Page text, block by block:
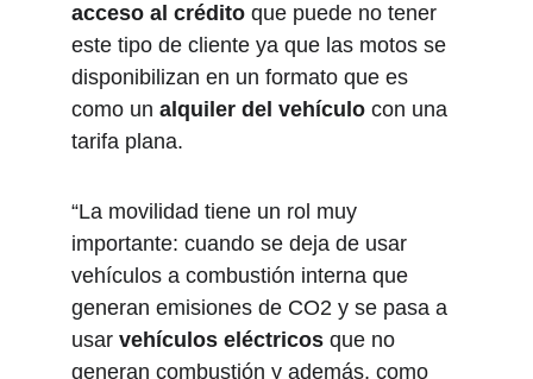
acceso al crédito que puede no tener
este tipo de cliente ya que las motos se
disponibilizan en un formato que es
como un alquiler del vehículo con una
tarifa plana.
“La movilidad tiene un rol muy
importante: cuando se deja de usar
vehículos a combustión interna que
generan emisiones de CO2 y se pasa a
usar vehículos eléctricos que no
generan combustión y además, como